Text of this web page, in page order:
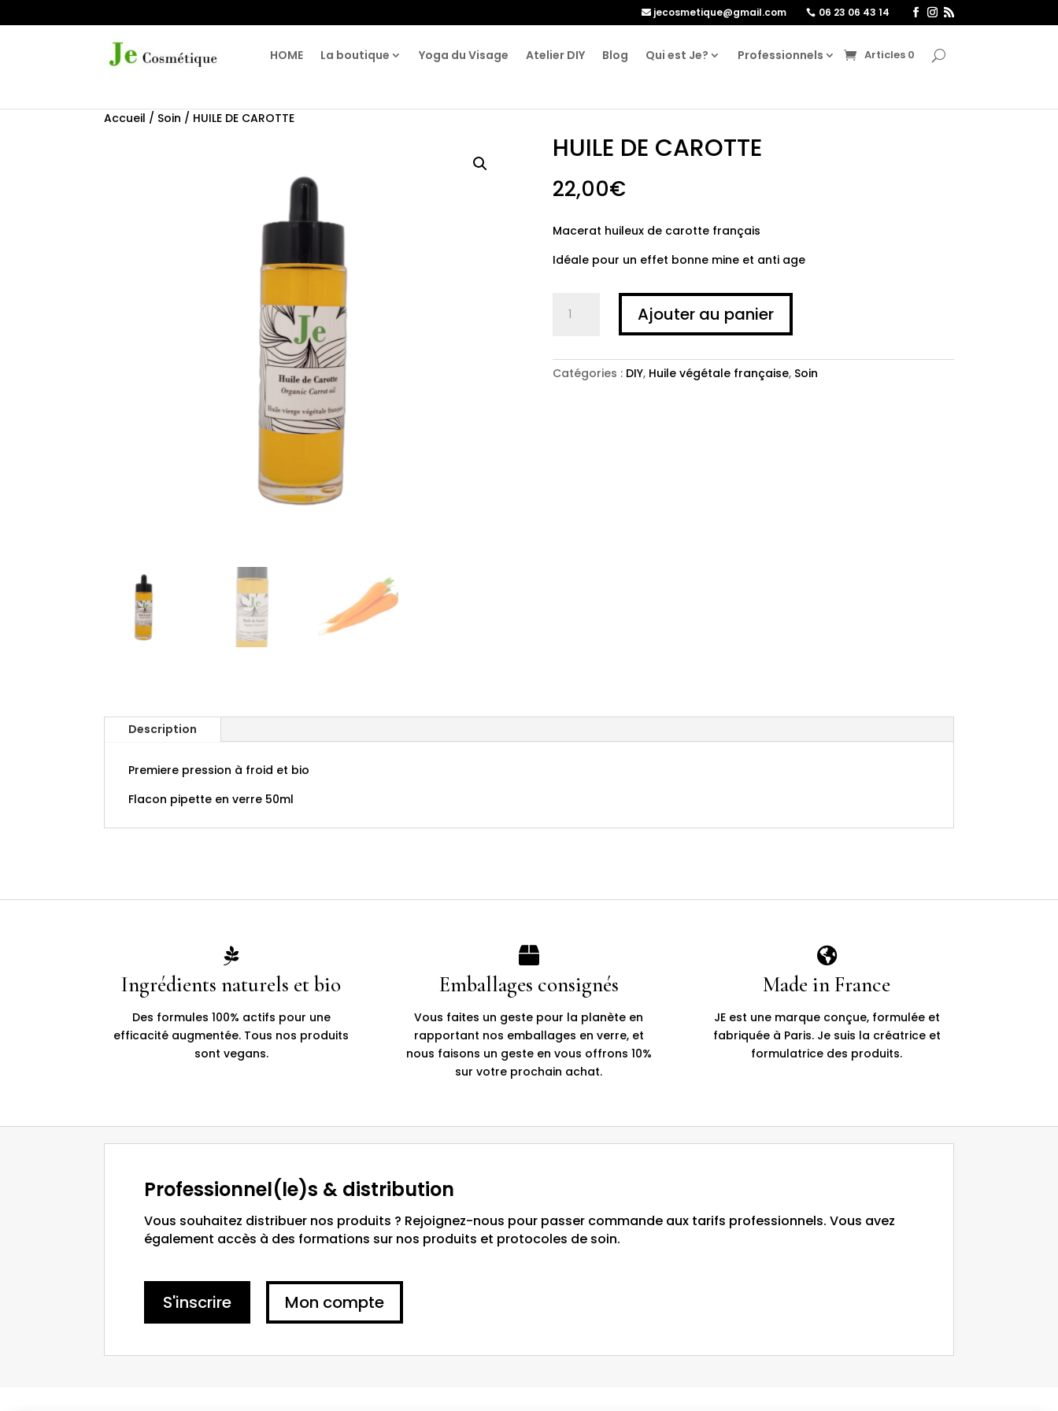
jecosmetique@gmail.com 06 23 06 43 14
HOME La boutique Yoga du Visage Atelier DIY Blog Qui est Je? Professionnels Articles 0
Accueil / Soin / HUILE DE CAROTTE
HUILE DE CAROTTE
22,00€
Macerat huileux de carotte français
Idéale pour un effet bonne mine et anti age
CAROTTE
Ajouter au panier
Catégories : DIY, Huile végétale française, Soin
Description
Premiere pression à froid et bio
Flacon pipette en verre 50ml

Ingrédients naturels et bio
Des formules 100% actifs pour une
efficacité augmentée. Tous nos produits
sont vegans.

Emballages consignés
Vous faites un geste pour la planète en
rapportant nos emballages en verre, et
nous faisons un geste en vous offrons 10%
sur votre prochain achat.

Made in France
JE est une marque conçue, formulée et
fabriquée à Paris. Je suis la créatrice et
formulatrice des produits.
Professionnel(le)s & distribution
Vous souhaitez distribuer nos produits ? Rejoignez-nous pour passer commande aux tarifs professionnels. Vous avez
également accès à des formations sur nos produits et protocoles de soin.
S'inscrire Mon compte